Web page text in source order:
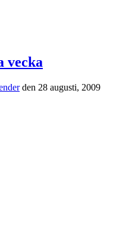
vecka
den 28 augusti, 2009